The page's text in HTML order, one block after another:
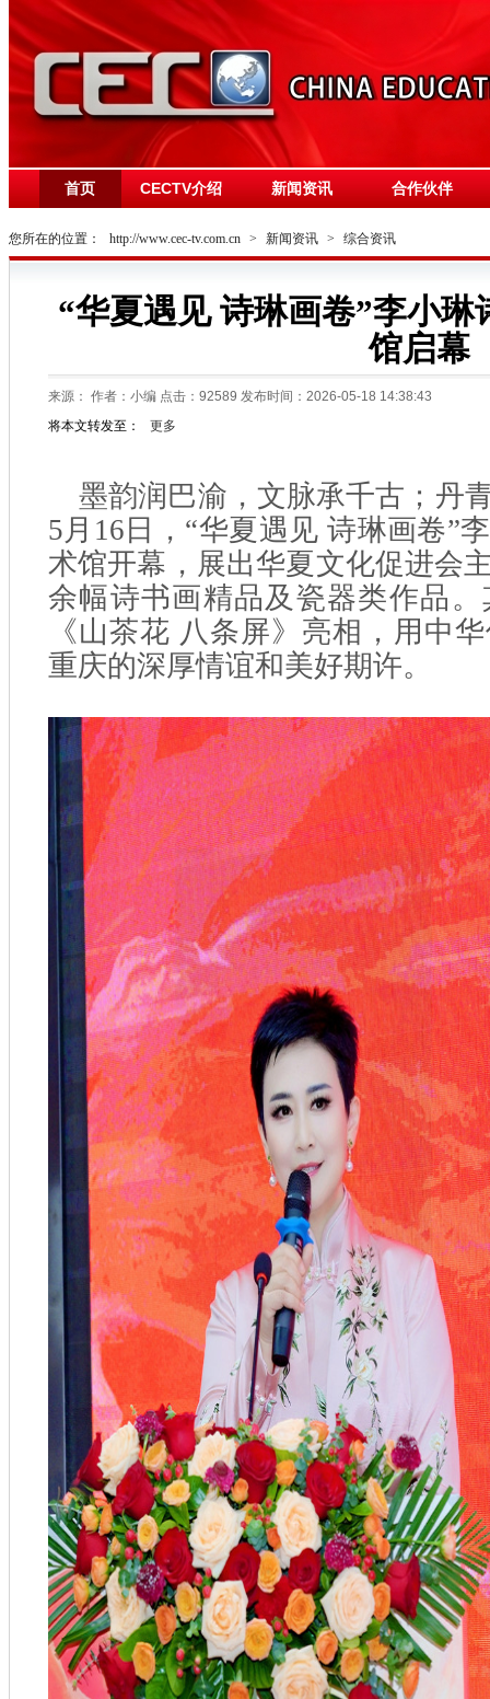
首页 CECTV介绍 新闻资讯 合作伙伴
您所在的位置： http://www.cec-tv.com.cn > 新闻资讯 > 综合资讯
“华夏遇见 诗琳画卷”李小
馆启幕
来源： 作者：小编 点击： 92589 发布时间：2026-05-18 14:38:43
将本文转发至：
更多
墨韵润巴渝，文脉承千古；丹
5月16日，“华夏遇见 诗琳画卷”
术馆开幕，展出华夏文化促进会
余幅诗书画精品及瓷器类作品
《山茶花 八条屏》亮相，用中
重庆的深厚情谊和美好期许。